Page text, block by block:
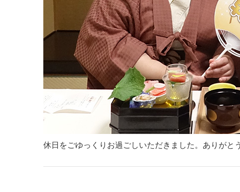
休日をごゆっくりお過ごしいただきました。ありがと